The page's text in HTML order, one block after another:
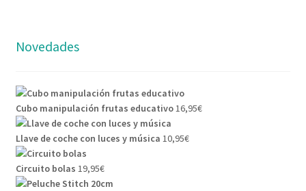
Novedades
Cubo manipulación frutas educativo16,95€
Llave de coche con luces y música 10,95€
Circuito bolas 19,95€